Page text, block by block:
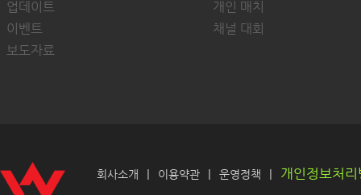
업데이트
이벤트
보도자료
개인 매치
채널 대회
회사소개 | 이용약관 | 운영정책 | 개인정보처